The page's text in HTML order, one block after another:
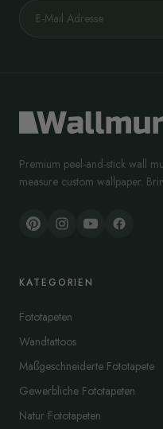
Premium peel-and-stick wall
measure custom wallpaper.
KATEGORIEN
Fototapeten
Wandtattoos
Maßgeschneiderte Fototapete
Gewerbliche Fototapeten
Natur Fototapeten